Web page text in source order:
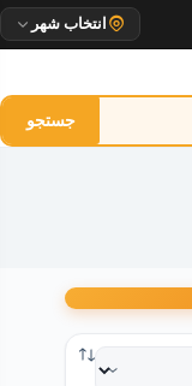
انتخاب شهر
جستجو